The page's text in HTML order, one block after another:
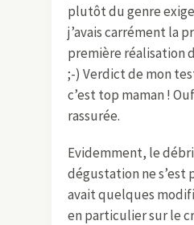
plutôt du genre
j’avais carrément la
première réalisation
;-) Verdict de mon
c’est top maman !
rassurée.
Evidemment, le
dégustation ne s’est
avait quelques
en particulier sur le